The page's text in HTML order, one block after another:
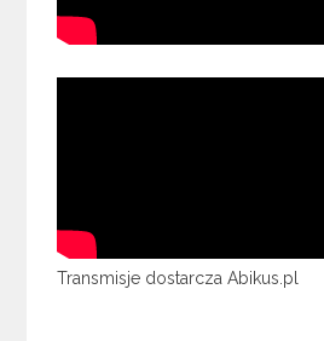
Transmisje dostarcza Abikus.pl